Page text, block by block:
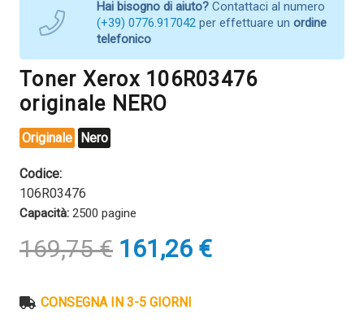
Hai bisogno di aiuto? Contattaci al numero
(+39) 0776.917042 per effettuare un ordine
telefonico
Toner Xerox 106R03476
originale NERO
Originale Nero
Codice:
106R03476
Capacità: 2500 pagine
169,75€ Il
prezzo
era:
161,26 €Il
prezzo
CONSEGNA IN 3-5 GIORNI